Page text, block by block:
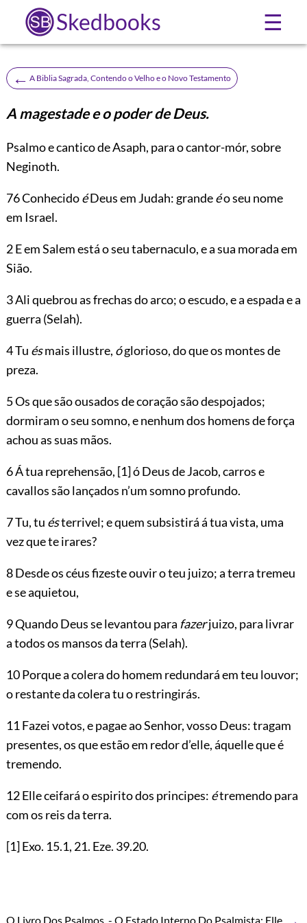
Skedbooks ☰
← A Biblia Sagrada, Contendo o Velho e o Novo Testamento
A magestade e o poder de Deus.
Psalmo e cantico de Asaph, para o cantor-mór, sobre
Neginoth.
76ConhecidoéDeus em Judah: grandeéo seu nome
em Israel.
2 E em Salem está o seu tabernaculo, e a sua morada em
Sião.
3 Ali quebrou as frechas do arco; o escudo, e a espada e a
guerra (Selah).
4 Tu ésmais illustre, óglorioso, do que os montes de
preza.
5 Os que são ousados de coração são despojados;
dormiram o seu somno, e nenhum dos homens de força
achou as suas mãos.
6 Á tua reprehensão, [1]ó Deus de Jacob, carros e
cavallos são lançados n’um somno profundo.
7 Tu, tu ésterrivel; e quem subsistirá á tua vista, uma
vez que te irares?
8 Desde os céus fizeste ouvir o teu juizo; a terra tremeu
e se aquietou,
9 Quando Deus se levantou para fazerjuizo, para livrar
a todos os mansos da terra (Selah).
10 Porque a colera do homem redundará em teu louvor;
o restante da colera tu o restringirás.
11 Fazei votos, e pagae ao Senhor, vosso Deus: tragam
presentes, os que estão em redor d’elle, áquelle que é
tremendo.
12 Elle ceifará o espirito dos principes: étremendo para
com os reis da terra.
[1]Exo. 15.1, 21. Eze. 39.20.
O Livro Dos Psalmos. - O Estado Interno Do Psalmista; Elle